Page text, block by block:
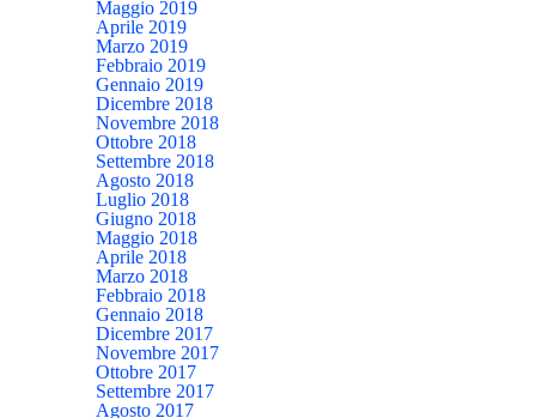
Maggio 2019
Aprile 2019
Marzo 2019
Febbraio 2019
Gennaio 2019
Dicembre 2018
Novembre 2018
Ottobre 2018
Settembre 2018
Agosto 2018
Luglio 2018
Giugno 2018
Maggio 2018
Aprile 2018
Marzo 2018
Febbraio 2018
Gennaio 2018
Dicembre 2017
Novembre 2017
Ottobre 2017
Settembre 2017
Agosto 2017